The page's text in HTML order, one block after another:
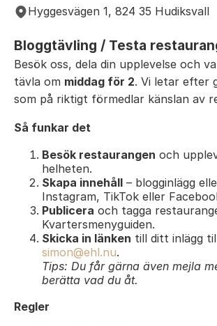
Hyggesvägen 1, 824 35 Hudiksvall
Bloggtävling / Testa
Besök oss, dela din upplevelse och
tävla om middag för 2. Vi letar efter
som på riktigt förmedlar känslan av
Så funkar det
Besök restaurangen och
helheten.
Skapa innehåll – blogginlägg
Instagram, TikTok eller
Publicera och tagga
Kvartersmenyguiden.
Skicka in länken till ditt inlägg
simon@ehl.nu.
Tips: Du får gärna även mejla
berätta vad du åt.
Regler